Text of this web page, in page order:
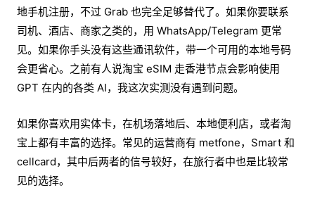
地手机注册，不过 Grab 也完全足够替代了。如果你要联系
司机、酒店、商家之类的，用 WhatsApp/Telegram 更常
见。如果你手头没有这些通讯软件，带一个可用的本地号码
会更省心。之前有人说淘宝 eSIM 走香港节点会影响使用
GPT 在内的各类 AI，我这次实测没有遇到问题。
如果你喜欢用实体卡，在机场落地后、本地便利店，或者淘
宝上都有丰富的选择。常见的运营商有 metfone，Smart 和
cellcard，其中后两者的信号较好，在旅行者中也是比较常
见的选择。